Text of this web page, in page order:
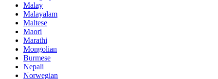
Malay
Malayalam
Maltese
Maori
Marathi
Mongolian
Burmese
Nepali
Norwegian